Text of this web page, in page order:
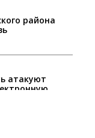
района
атакуют